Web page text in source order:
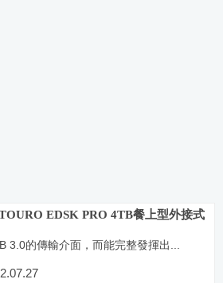
EDSK PRO 4TB餐上型外接式
3.0的傳輸介面，而能完整發揮出...